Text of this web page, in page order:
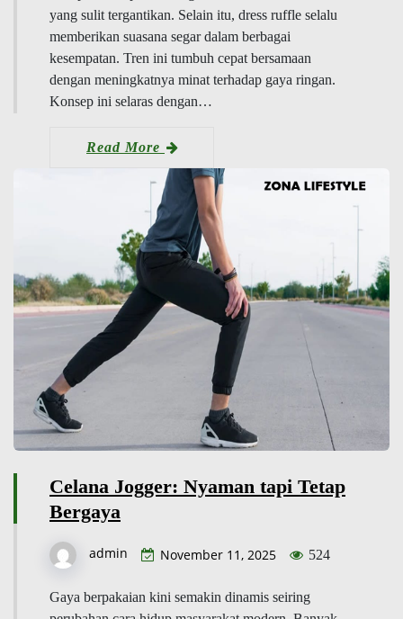
yang sulit tergantikan. Selain itu, dress ruffle selalu
memberikan suasana segar dalam berbagai
kesempatan. Tren ini tumbuh cepat bersamaan
dengan meningkatnya minat terhadap gaya ringan.
Konsep ini selaras dengan…
Read More
Celana Jogger: Nyaman tapi Tetap
Bergaya
admin November 11, 2025 524
Gaya berpakaian kini semakin dinamis seiring